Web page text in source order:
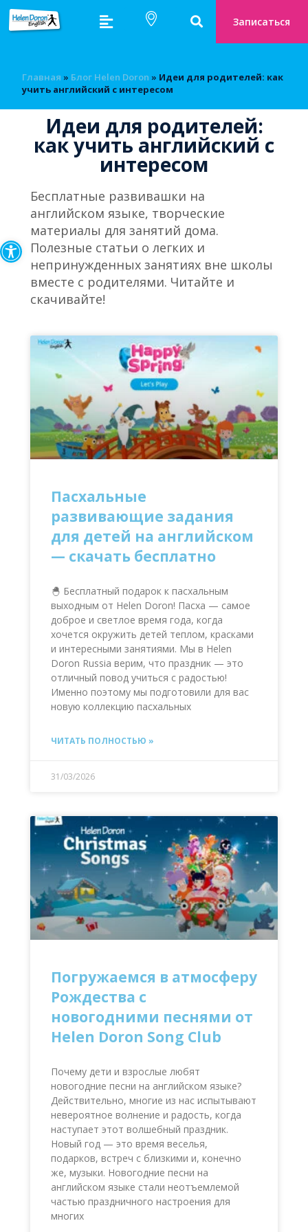
Открыть панель
Записаться
Главная » Блог Helen Doron » Идеи для родителей: как
учить английский с интересом
Идеи для родителей:
как учить английский с
интересом
Бесплатные развивашки на
английском языке, творческие
материалы для занятий дома.
Полезные статьи о легких и
непринужденных занятиях вне школы
вместе с родителями. Читайте и
скачивайте!
Пасхальные
развивающие задания
для детей на английском
— скачать бесплатно
🐣 Бесплатный подарок к пасхальным
выходным от Helen Doron! Пасха — самое
доброе и светлое время года, когда
хочется окружить детей теплом, красками
и интересными занятиями. Мы в Helen
Doron Russia верим, что праздник — это
отличный повод учиться с радостью!
Именно поэтому мы подготовили для вас
новую коллекцию пасхальных
ЧИТАТЬ ПОЛНОСТЬЮ »
31/03/2026
Погружаемся в атмосферу
Рождества с
новогодними песнями от
Helen Doron Song Club
Почему дети и взрослые любят
новогодние песни на английском языке?
Действительно, многие из нас испытывают
невероятное волнение и радость, когда
наступает этот волшебный праздник.
Новый год — это время веселья,
подарков, встреч с близкими и, конечно
же, музыки. Новогодние песни на
английском языке стали неотъемлемой
частью праздничного настроения для
многих